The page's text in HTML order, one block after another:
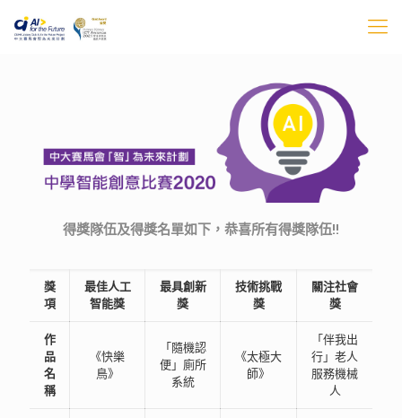
得獎隊伍及得獎名單如下，恭喜所有得獎隊伍!!
獎
項
最佳人工
智能獎
最具創新
獎
技術挑戰
獎
關注社會
獎
作
品
名
稱
《快樂
鳥》
「隨機認
便」廁所
系統
《太極大
師》
「伴我出
行」老人
服務機械
人